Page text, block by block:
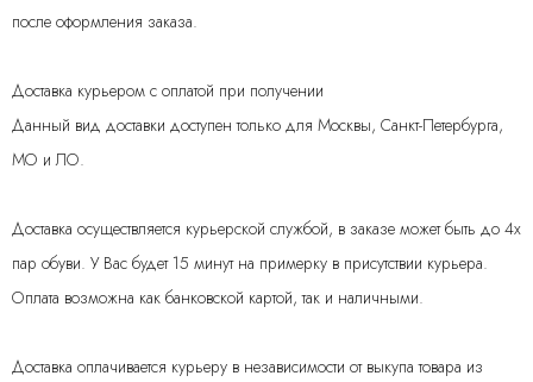
после оформления заказа.
Доставка курьером с оплатой при получении
Данный вид доставки доступен только для Москвы, Санкт-Петербурга,
МО и ЛО.
Доставка осуществляется курьерской службой, в заказе может быть до 4х
пар обуви. У Вас будет 15 минут на примерку в присутствии курьера.
Оплата возможна как банковской картой, так и наличными.
Доставка оплачивается курьеру в независимости от выкупа товара из